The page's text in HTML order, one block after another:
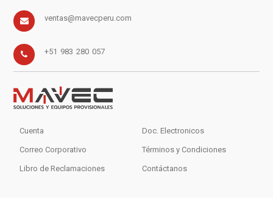
ventas@mavecperu.com
+51 983 280 057
Cuenta Doc. Electronicos
Correo Corporativo Términos y Condiciones
Libro de Reclamaciones Contáctanos